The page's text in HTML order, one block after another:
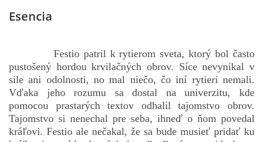
ANDARION
EGYRON: SIEDMY DEŇ - 3. DIEL
Esencia
Festio patril k rytierom sveta, ktorý bol často
pustošený hordou krvilačných obrov. Síce nevynikal v
sile ani odolnosti, no mal niečo, čo iní rytieri nemali.
Vďaka jeho rozumu sa dostal na univerzitu, kde
pomocou prastarých textov odhalil tajomstvo obrov.
Tajomstvo si nenechal pre seba, ihneď o ňom povedal
kráľovi. Festio ale nečakal, že sa bude musieť pridať ku